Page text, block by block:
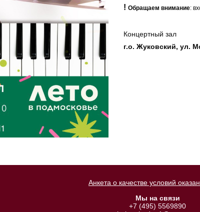
! Обращаем внимание:
Концертный зал
г.о. Жуковский, ул.
Анкета о качестве условий
Мы на связи
+7 (495) 5569890